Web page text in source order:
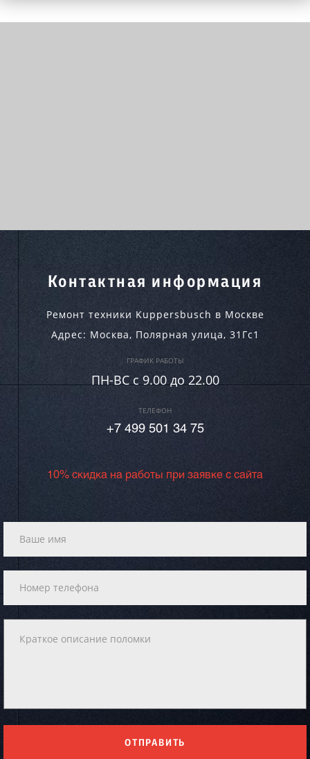
Контактная информация
Ремонт техники Kuppersbusch в Москве
Адрес: Москва, Полярная улица, 31Гс1
ГРАФИК РАБОТЫ
ПН-ВC c 9.00 до 22.00
ТЕЛЕФОН
+7 499 501 34 75
10% скидка на работы при заявке с сайта
ОТПРАВИТЬ